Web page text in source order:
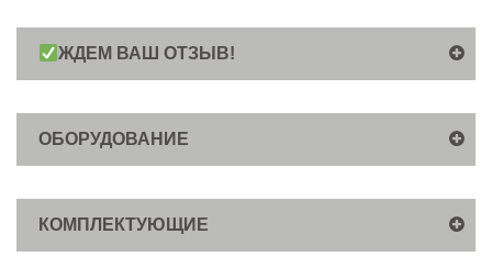
ЖДЕМ ВАШ ОТЗЫВ!
ОБОРУДОВАНИЕ
КОМПЛЕКТУЮЩИЕ